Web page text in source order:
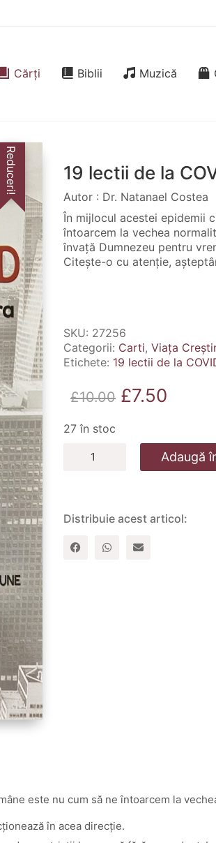
Cărți Biblii Muzică
Reduceri! 19 lectii de la
Autor : Dr. Natanael Costea
În mijlocul acestei epidemii
întoarcem la vechea
învaţă Dumnezeu pentru
Citeşte-o cu atenţie,
SKU: 27256
Categorii: Carti, Viața
Etichete: 19 lectii de la
£10.00 Prețul
£7.50
este:
£7.50.
27 în stoc
COVID
care
Biserica
Adaugă
Distribuie acest articol:
este nu cum să ne întoarcem la
în acea direcţie.